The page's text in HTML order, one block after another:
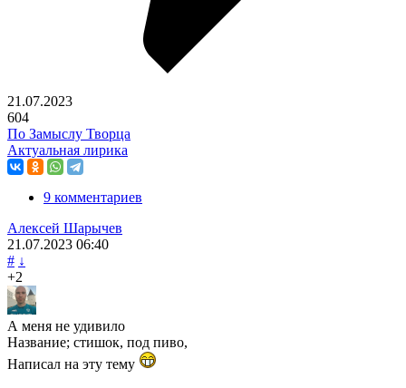
21.07.2023
604
По Замыслу Творца
Актуальная лирика
9 комментариев
Алексей Шарычев
21.07.2023 06:40
# ↓
+2
А меня не удивило
Название; стишок, под пиво,
Написал на эту тему